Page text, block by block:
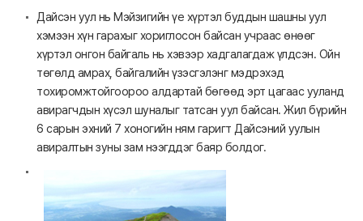
Дайсэн уул нь Мэйзигийн үе хүртэл буддын шашны уул
хэмээн хүн гарахыг хориглосон байсан учраас өнөөг
хүртэл онгон байгаль нь хэвээр хадгалагдаж үлдсэн. Ойн
төгөлд амрах, байгалийн үзэсгэлэнг мэдрэхэд
тохиромжтойгоороо алдартай бөгөөд эрт цагаас ууланд
авирагчдын хүсэл шуналыг татсан уул байсан. Жил бүрийн
6 сарын эхний 7 хоногийн ням гаригт Дайсэний уулын
авиралтын зуны зам нээгддэг баяр болдог.